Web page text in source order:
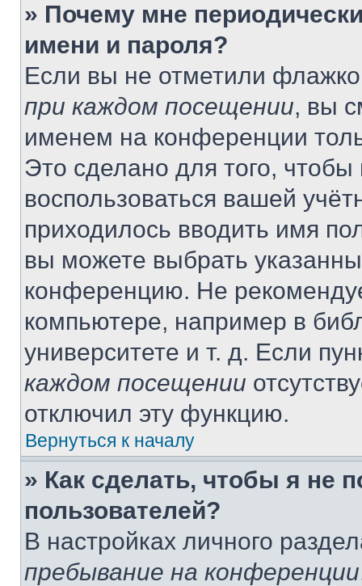
» Почему мне
имени и пароля?
Если вы не отметили
при каждом посещении, вы
именем на конференции
Это сделано для того, чтобы
воспользоваться вашей
приходилось вводить имя
вы можете выбрать
конференцию. Не
компьютере, например в
университете и т. д. Если
каждом посещении
отключил эту функцию.
Вернуться к началу
» Как сделать, чтобы я не
пользователей?
В настройках личного
пребывание на конференции